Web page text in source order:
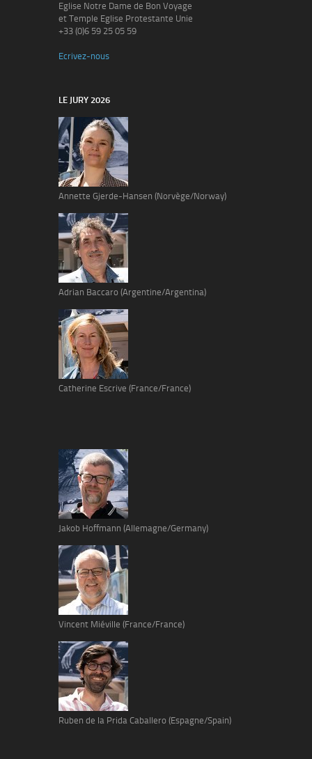
Eglise Notre Dame de Bon Voyage
et Temple Eglise Protestante Unie
+33 (0)6 59 25 05 59
Ecrivez-nous
LE JURY 2026
Annette Gjerde-Hansen (Norvège/Norway)
Adrian Baccaro (Argentine/Argentina)
Catherine Escrive (France/France)
Jakob Hoffmann (Allemagne/Germany)
Vincent Miéville (France/France)
Ruben de la Prida Caballero (Espagne/Spain)